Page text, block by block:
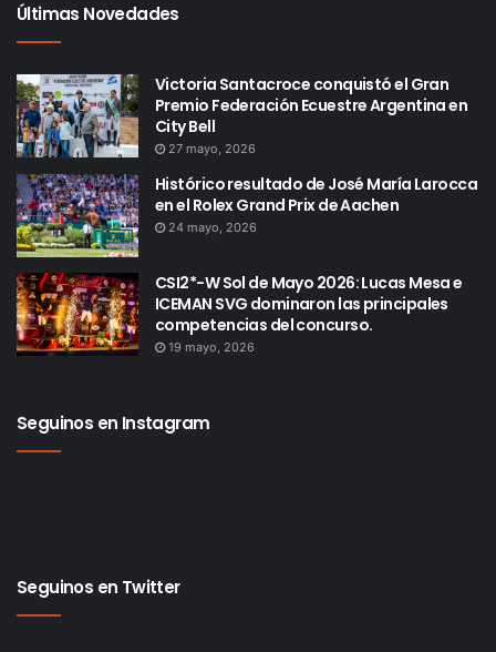
Últimas Novedades
Victoria Santacroce conquistó el Gran
Premio Federación Ecuestre Argentina en
City Bell
27 mayo, 2026
Histórico resultado de José María Larocca
en el Rolex Grand Prix de Aachen
24 mayo, 2026
CSI2*-W Sol de Mayo 2026: Lucas Mesa e
ICEMAN SVG dominaron las principales
competencias del concurso.
19 mayo, 2026
Seguinos en Instagram
Seguinos en Twitter